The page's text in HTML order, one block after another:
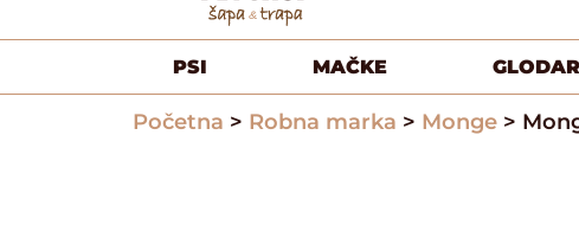
PSI MAČKE
Početna > Robna marka > Monge >